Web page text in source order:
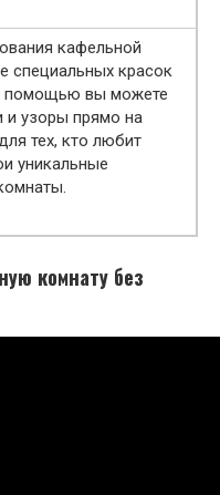
кафельной
специальных красок
помощью вы можете
и узоры прямо на
тех, кто любит
уникальные
комнату без